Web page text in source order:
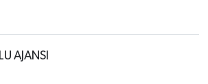
AJANSI